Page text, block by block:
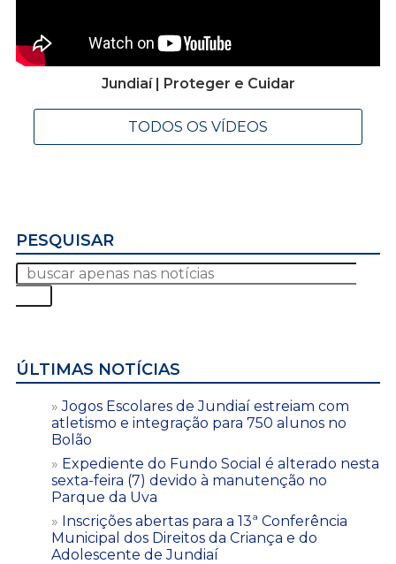
Jundiaí | Proteger e Cuidar
TODOS OS VÍDEOS
PESQUISAR
ÚLTIMAS NOTÍCIAS
Jogos Escolares de Jundiaí estreiam com
atletismo e integração para 750 alunos no
Bolão
Expediente do Fundo Social é alterado nesta
sexta-feira (7) devido à manutenção no
Parque da Uva
Inscrições abertas para a 13ª Conferência
Municipal dos Direitos da Criança e do
Adolescente de Jundiaí